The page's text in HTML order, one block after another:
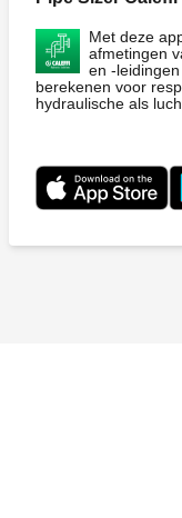
Met deze
afmetingen
en -
berekenen voor
hydraulische als